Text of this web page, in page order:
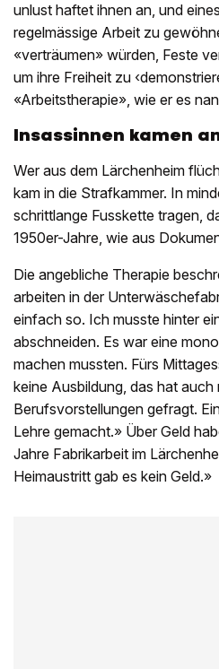
unlust haftet ihnen an, und
regelmässige Arbeit zu
«verträumen» würden, Feste
um ihre Freiheit zu
«Arbeitstherapie», wie er es
Insassinnen kamen
Wer aus dem Lärchenheim
kam in die Strafkammer. In
schrittlange Fusskette tragen,
1950er-Jahre, wie aus
Die angebliche Therapie
arbeiten in der
einfach so. Ich musste hinter
abschneiden. Es war eine
machen mussten. Fürs
keine Ausbildung, das hat
Berufsvorstellungen gefragt.
Lehre gemacht.» Über Geld
Jahre Fabrikarbeit im
Heimaustritt gab es kein Geld.»